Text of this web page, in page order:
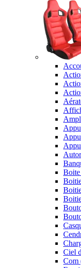
Boite
Ciel
Com